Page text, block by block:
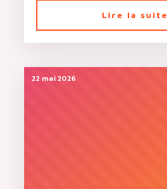
Lire la suite
22 mai 2026